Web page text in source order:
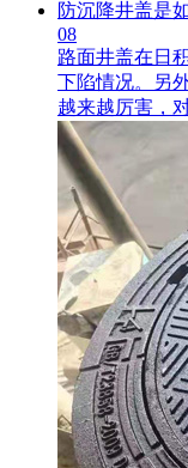
防沉降井盖是
08
路面井盖在日
下陷情况。另
越来越厉害，